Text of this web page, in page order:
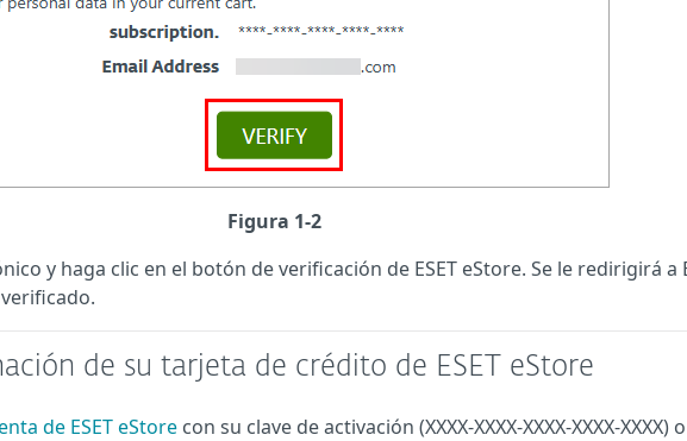
Figura 1-2
y haga clic en el botón de verificación de ESET eStore. Se le redirigirá a
de su tarjeta de crédito de ESET eStore
de ESET eStore con su clave de activación (XXXX-XXXX-XXXX-XXXX-XXXX)